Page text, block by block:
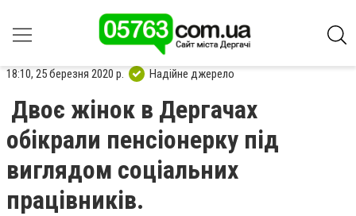
18:10, 25 березня 2020 р. Надійне джерело
Двоє жінок в Дергачах
обікрали пенсіонерку під
виглядом соціальних
працівників.